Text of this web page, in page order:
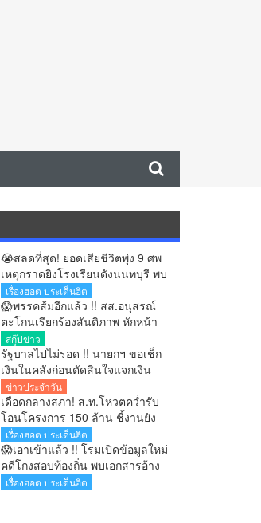
😭สลดที่สุด! ยอดเสียชีวิตพุ่ง 9 ศพ
เหตุกราดยิงโรงเรียนดังนนทบุรี พบ
ปู่ย่าเสียชีวิตเพิ่มในบ้าน
เรื่องฮอต ประเด็นฮิต
😱พรรคส้มอีกแล้ว !! สส.อนุสรณ์
ตะโกนเรียกร้องสันติภาพ หักหน้า
คนไทยกลางสภา ต่อหน้า “มิน อ่อง
หล่าย” ก่อนตร.คุมตัว
สกู๊ปข่าว
รัฐบาลไปไม่รอด !! นายกฯ ขอเช็ก
เงินในคลังก่อนตัดสินใจแจกเงิน
เดินหน้า “ไทยช่วยไทย พลัส” เฟส 2
อ้างเศรษฐกิจฟื้น การค้า-จีดีพีพุ่ง
ข่าวประจำวัน
เดือดกลางสภา! ส.ท.โหวตคว่ำรับ
โอนโครงการ 150 ล้าน ชี้งานยัง
ไม่สมบูรณ์ หวั่นภาระตกที่ภาษี
ประชาชน
เรื่องฮอต ประเด็นฮิต
😱เอาเข้าแล้ว !! โรมเปิดข้อมูลใหม่
คดีโกงสอบท้องถิ่น พบเอกสารอ้าง
ชื่อ “อนุทิน” ตั้งแต่สมัยนั่งรองนา
เรื่องฮอต ประเด็นฮิต